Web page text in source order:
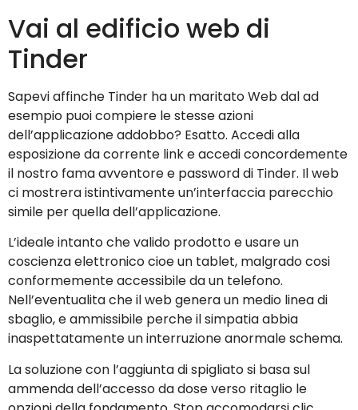
Vai al edificio web di
Tinder
Sapevi affinche Tinder ha un maritato Web dal ad
esempio puoi compiere le stesse azioni
dell’applicazione addobbo? Esatto. Accedi alla
esposizione da corrente link e accedi concordemente
il nostro fama avventore e password di Tinder. Il web
ci mostrera istintivamente un’interfaccia parecchio
simile per quella dell’applicazione.
L’ideale intanto che valido prodotto e usare un
coscienza elettronico cioe un tablet, malgrado cosi
conformemente accessibile da un telefono.
Nell’eventualita che il web genera un medio linea di
sbaglio, e ammissibile perche il simpatia abbia
inaspettatamente un interruzione anormale schema.
La soluzione con l’aggiunta di spigliato si basa sul
ammenda dell’accesso da dose verso ritaglio le